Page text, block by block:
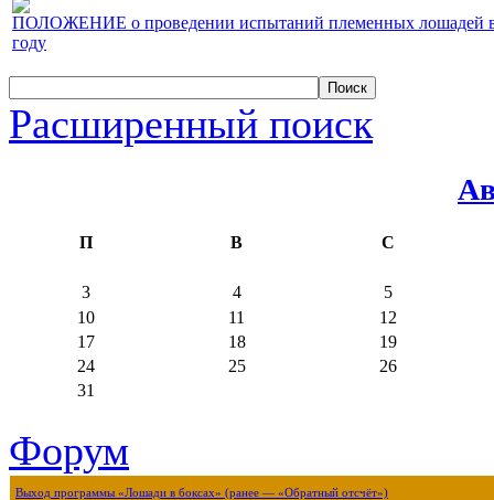
ПОЛОЖЕНИЕ о проведении испытаний племенных лошадей
году
Расширенный поиск
П В С
3 4
5
10
11
12
17
18
19
24
25
26
31
Форум
Выход программы «Лошади в боксах» (ранее — «Обратный отсчёт»)